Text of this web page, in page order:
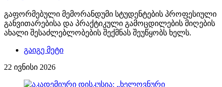
გაფორმებული მემორანდუმი სტუდენტების პროფესიული
განვითარებისა და პრაქტიკული გამოცდილების მიღების
ახალი შესაძლებლობების შექმნას შეუწყობს ხელს.
გაიგე მეტი
22 ივნისი 2026